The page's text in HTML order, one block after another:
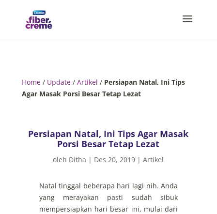
Home/ Update/ Artikel / Persiapan Natal, Ini Tips
Agar Masak Porsi Besar Tetap Lezat
Persiapan Natal, Ini Tips Agar Masak
Porsi Besar Tetap Lezat
oleh Ditha | Des 20, 2019 |Artikel
Natal tinggal beberapa hari lagi nih. Anda
yang merayakan pasti sudah sibuk
mempersiapkan hari besar ini, mulai dari